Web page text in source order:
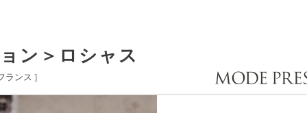
ン＞ロシャス
ランス ]